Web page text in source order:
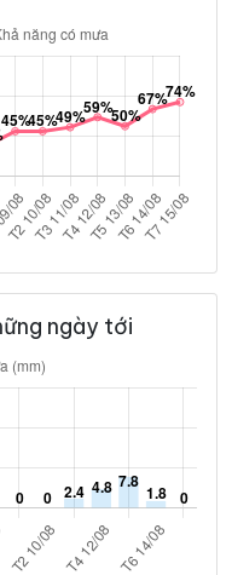
ngày tới